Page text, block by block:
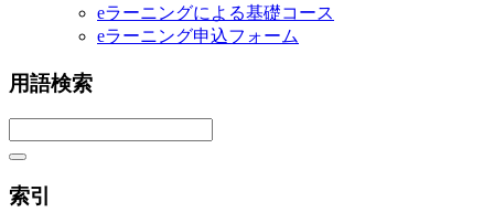
eラーニングによる基礎コース
eラーニング申込フォーム
用語検索
索引